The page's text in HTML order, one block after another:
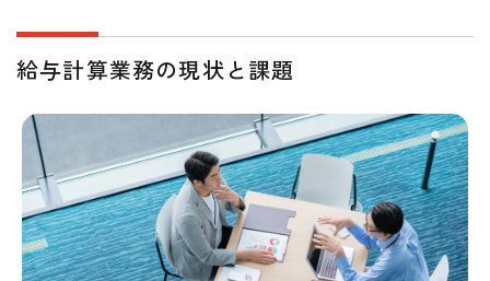
給与計算業務の現状と課題